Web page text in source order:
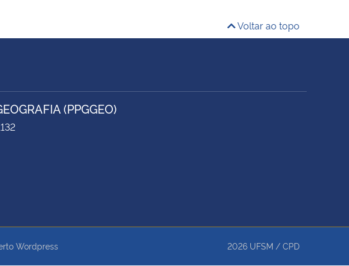
Voltar ao topo
(PPGGEO)
Wordpress 2026 UFSM / CPD